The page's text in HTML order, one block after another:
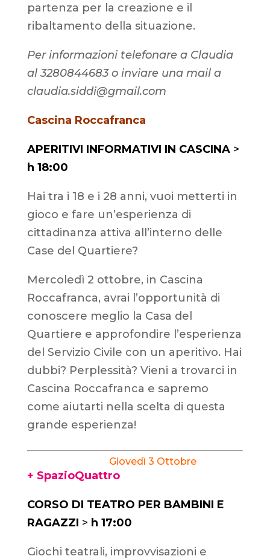
partenza per la creazione e il
ribaltamento della situazione.
Per informazioni telefonare a Claudia
al 3280844683 o inviare una mail a
claudia.siddi@gmail.com
Cascina Roccafranca
APERITIVI INFORMATIVI IN CASCINA >
h 18:00
Hai tra i 18 e i 28 anni, vuoi metterti in
gioco e fare un’esperienza di
cittadinanza attiva all’interno delle
Case del Quartiere?
Mercoledì 2 ottobre, in Cascina
Roccafranca, avrai l’opportunità di
conoscere meglio la Casa del
Quartiere e approfondire l’esperienza
del Servizio Civile con un aperitivo. Hai
dubbi? Perplessità? Vieni a trovarci in
Cascina Roccafranca e sapremo
come aiutarti nella scelta di questa
grande esperienza!
Giovedì 3 Ottobre
+ SpazioQuattro
CORSO DI TEATRO PER BAMBINI E
RAGAZZI > h 17:00
Giochi teatrali, improvvisazioni e